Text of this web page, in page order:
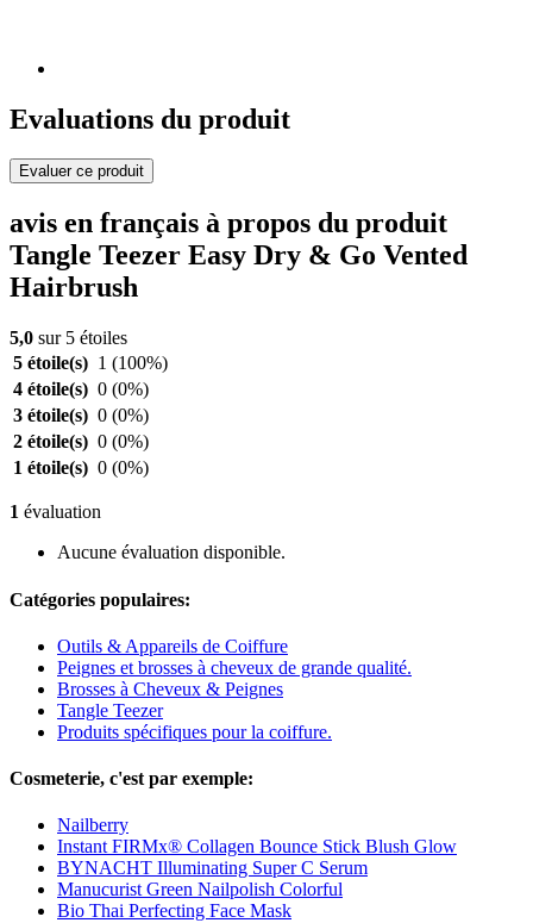
Evaluations du produit
Evaluer ce produit
avis en français à propos du produit
Tangle Teezer Easy Dry & Go Vented
Hairbrush
5,0 sur 5 étoiles
5 étoile(s) 1 (100%)
4 étoile(s) 0 (0%)
3 étoile(s) 0 (0%)
2 étoile(s) 0 (0%)
1 étoile(s) 0 (0%)
1 évaluation
Aucune évaluation disponible.
Catégories populaires:
Outils & Appareils de Coiffure
Peignes et brosses à cheveux de grande qualité.
Brosses à Cheveux & Peignes
Tangle Teezer
Produits spécifiques pour la coiffure.
Cosmeterie, c'est par exemple:
Nailberry
Instant FIRMx® Collagen Bounce Stick Blush Glow
BYNACHT Illuminating Super C Serum
Manucurist Green Nailpolish Colorful
Bio Thai Perfecting Face Mask